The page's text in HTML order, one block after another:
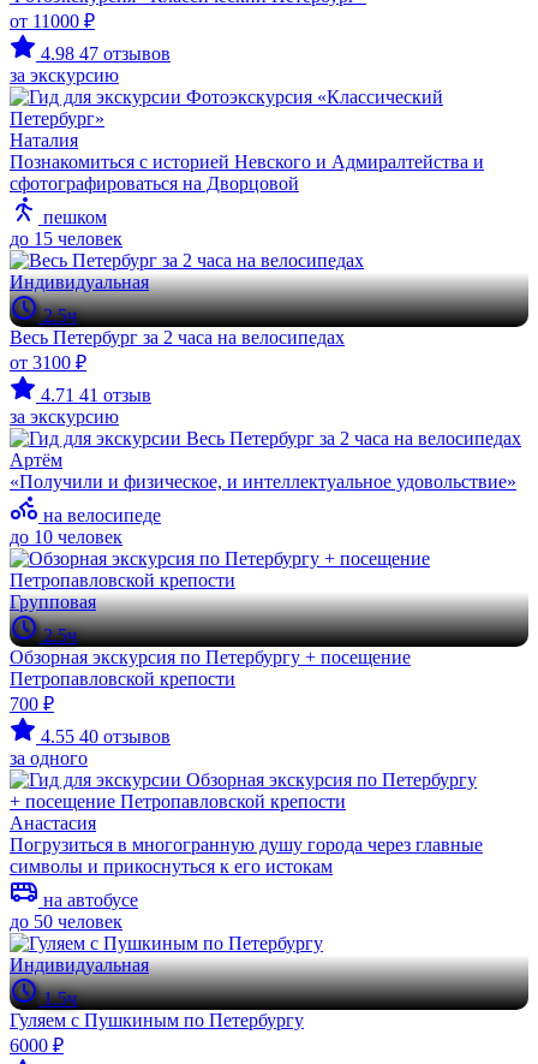
от 11000 ₽
4.98 47 отзывов
за экскурсию
Наталия
Познакомиться с историей Невского и Адмиралтейства и
сфотографироваться на Дворцовой
пешком
до 15 человек
Индивидуальная
2.5ч
Весь Петербург за 2 часа на велосипедах
от 3100 ₽
4.71 41 отзыв
за экскурсию
Артём
«Получили и физическое, и интеллектуальное удовольствие»
на велосипеде
до 10 человек
Групповая
2.5ч
Обзорная экскурсия по Петербургу + посещение
Петропавловской крепости
700 ₽
4.55 40 отзывов
за одного
Анастасия
Погрузиться в многогранную душу города через главные
символы и прикоснуться к его истокам
на автобусе
до 50 человек
Индивидуальная
1.5ч
Гуляем с Пушкиным по Петербургу
6000 ₽